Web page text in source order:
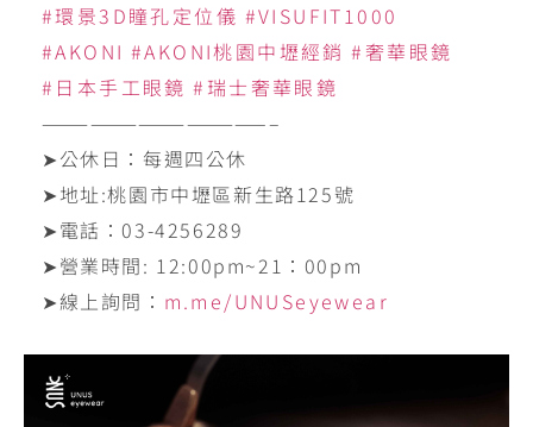
#環景3D瞳孔定位儀 #VISUFIT1000
#AKONI #AKONI桃園中壢經銷 #奢華眼鏡
#日本手工眼鏡 #瑞士奢華眼鏡
——————————————–
➤公休日：每週四公休
➤地址:‪桃園市中壢區新生路125號‬
➤電話：‪03-4256289‬
➤營業時間: ‪12:00pm~21：00pm
➤線上詢問： m.me/UNUSeyewear